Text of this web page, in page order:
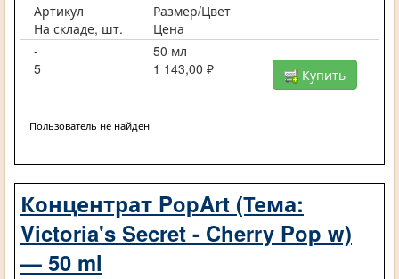
Артикул
Размер/Цвет
На складе, шт.
Цена
-
50 мл
5
1 143,00 ₽ Купить
Пользователь не найден
Концентрат PopArt (Тема:
Victoria's Secret - Cherry Pop w)
— 50 ml